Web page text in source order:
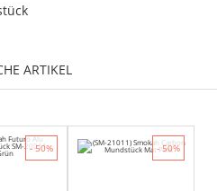
ARTIKEL
- 50% - 50%